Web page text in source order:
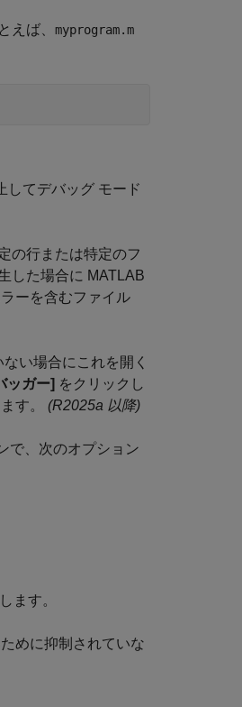
えば、 myprogram.m
してデバッグ モード
の行または特定のフ
した場合に MATLAB
ーを含むファイル
い場合にこれを開く
ッガー] をクリックし
す。 (R2025a 以降)
で、次のオプション
ます。
めに抑制されていな